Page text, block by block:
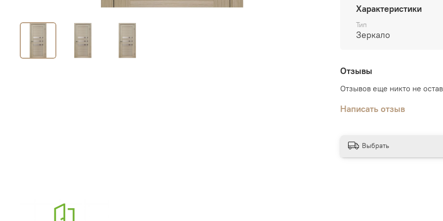
Строение двери:
стоевые
Дополнительно:
Характеристики
Тип
Зеркало
Отзывы
Отзывов еще никто не
Написать отзыв
Выбрать